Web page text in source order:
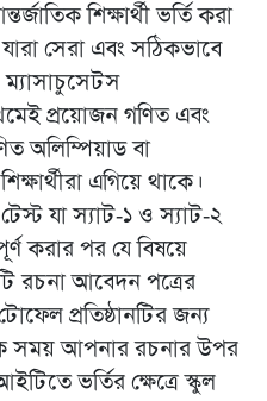
শিক্ষার্থী ভর্তি করা
সেরা এবং সঠিকভাবে
প্রয়োজন গণিত এবং
অলিম্পিয়াড বা
এগিয়ে থাকে।
টেস্ট যা স্যাট-১ ও স্যাট-২
করার পর যে বিষয়ে
রচনা আবেদন পত্রের
প্রতিষ্ঠানটির জন্য
সময় আপনার রচনার উপর
ভর্তির ক্ষেত্রে স্কুল